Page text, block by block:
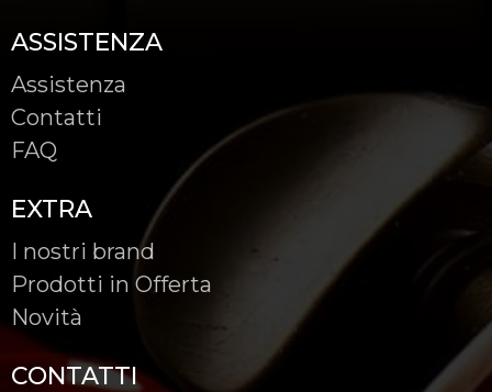
ASSISTENZA
Assistenza
Contatti
FAQ
EXTRA
I nostri brand
Prodotti in Offerta
Novità
CONTATTI